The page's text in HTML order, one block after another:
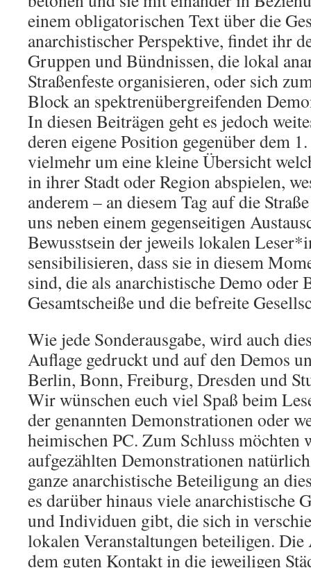
einem obligatorischen Text über die
anarchistischer Perspektive, findet ihr
Gruppen und Bündnissen, die lokal
Straßenfeste organisieren, oder sich
Block an spektrenübergreifenden
In diesen Beiträgen geht es jedoch
deren eigene Position gegenüber dem
vielmehr um eine kleine Übersicht
in ihrer Stadt oder Region abspielen,
anderem – an diesem Tag auf die
uns neben einem gegenseitigen
Bewusstsein der jeweils lokalen
sensibilisieren, dass sie in diesem
sind, die als anarchistische Demo oder
Gesamtscheiße und die befreite
Wie jede Sonderausgabe, wird auch
Auflage gedruckt und auf den Demos
Berlin, Bonn, Freiburg, Dresden und
Wir wünschen euch viel Spaß beim
der genannten Demonstrationen oder
heimischen PC. Zum Schluss möchten
aufgezählten Demonstrationen
ganze anarchistische Beteiligung an
es darüber hinaus viele anarchistische
und Individuen gibt, die sich in
lokalen Veranstaltungen beteiligen.
dem guten Kontakt in die jeweiligen